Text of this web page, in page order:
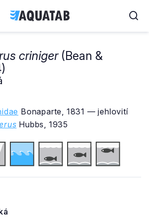
criniger(Bean &
Bonaparte, 1831 — jehlovití
Hubbs, 1935